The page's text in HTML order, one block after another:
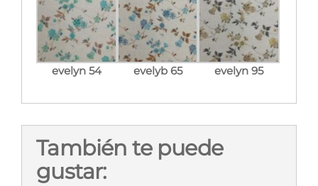
evelyn 54 evelyb 65 evelyn 95
También te puede
gustar: